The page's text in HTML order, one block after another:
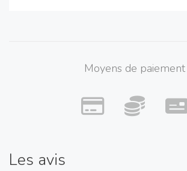
Moyens de paiement
Les avis